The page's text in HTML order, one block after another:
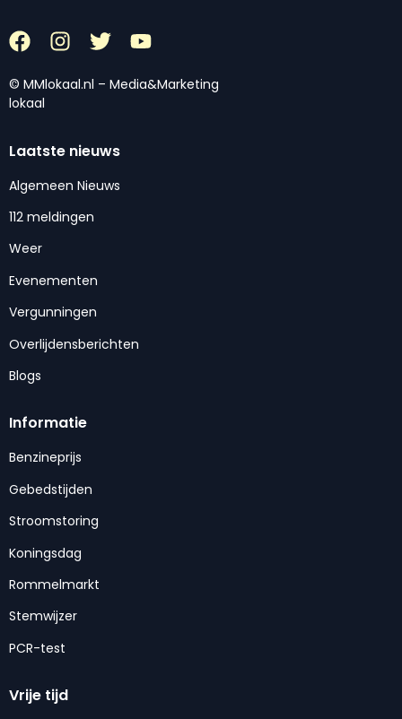
© MMlokaal.nl – Media&Marketing
lokaal
Laatste nieuws
Algemeen Nieuws
112 meldingen
Weer
Evenementen
Vergunningen
Overlijdensberichten
Blogs
Informatie
Benzineprijs
Gebedstijden
Stroomstoring
Koningsdag
Rommelmarkt
Stemwijzer
PCR-test
Vrije tijd